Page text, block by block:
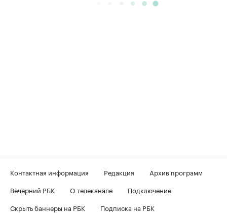
Контактная информация Редакция
Архив программ
Вечерний РБК
О телеканале
Подключение
Скрыть баннеры на РБК
Подписка на РБК